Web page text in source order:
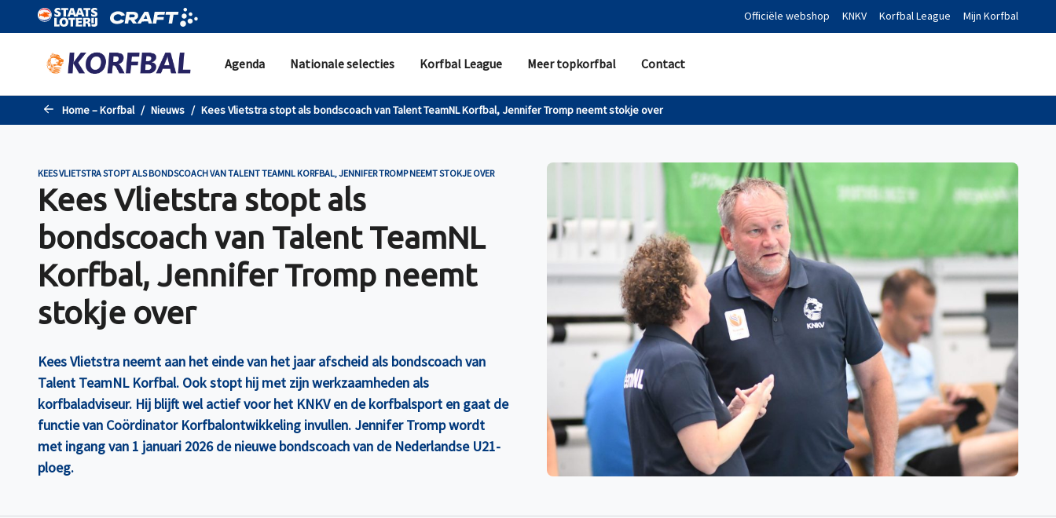
Naar de hoofdinhoud gaan Officiële webshop KNKV Korfbal League Mijn Korfbal
Agenda Nationale selecties Korfbal League Meer topkorfbal Contact
Home – Korfbal Nieuws Kees Vlietstra stopt als bondscoach van Talent TeamNL Korfbal, Jennifer Tromp neemt stokje over
KEES VLIETSTRA STOPT ALS BONDSCOACH VAN TALENT TEAMNL KORFBAL, JENNIFER TROMP NEEMT STOKJE OVER
Kees Vlietstra stopt als
bondscoach van Talent TeamNL
Korfbal, Jennifer Tromp neemt
stokje over
Kees Vlietstra neemt aan het einde van het jaar afscheid als bondscoach van
Talent TeamNL Korfbal. Ook stopt hij met zijn werkzaamheden als
korfbaladviseur. Hij blijft wel actief voor het KNKV en de korfbalsport en gaat de
functie van Coördinator Korfbalontwikkeling invullen. Jennifer Tromp wordt
met ingang van 1 januari 2026 de nieuwe bondscoach van de Nederlandse U21-
ploeg.